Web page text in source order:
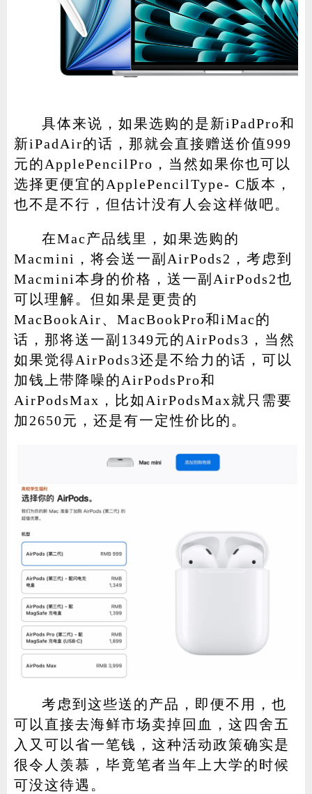
具体来说，如果选购的是新iPadPro和
新iPadAir的话，那就会直接赠送价值999
元的ApplePencilPro，当然如果你也可以
选择更便宜的ApplePencilType- C版本，
也不是不行，但估计没有人会这样做吧。
在Mac产品线里，如果选购的
Macmini，将会送一副AirPods2，考虑到
Macmini本身的价格，送一副AirPods2也
可以理解。但如果是更贵的
MacBookAir、MacBookPro和iMac的
话，那将送一副1349元的AirPods3，当然
如果觉得AirPods3还是不给力的话，可以
加钱上带降噪的AirPodsPro和
AirPodsMax，比如AirPodsMax就只需要
加2650元，还是有一定性价比的。
考虑到这些送的产品，即便不用，也
可以直接去海鲜市场卖掉回血，这四舍五
入又可以省一笔钱，这种活动政策确实是
很令人羡慕，毕竟笔者当年上大学的时候
可没这待遇。